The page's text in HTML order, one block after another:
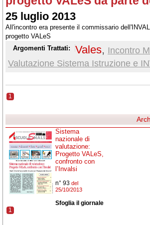
25 luglio 2013
All'incontro era presente il commissario
progetto VALeS
Argomenti Trattati:
Vales, Incontro
Valutazione Sistema Istruzione e
1
Sistema
nazionale di
valutazione:
Progetto VALeS,
confronto con
l’Invalsi
n° 93 del
25/10/2013
Sfoglia il giornale
1